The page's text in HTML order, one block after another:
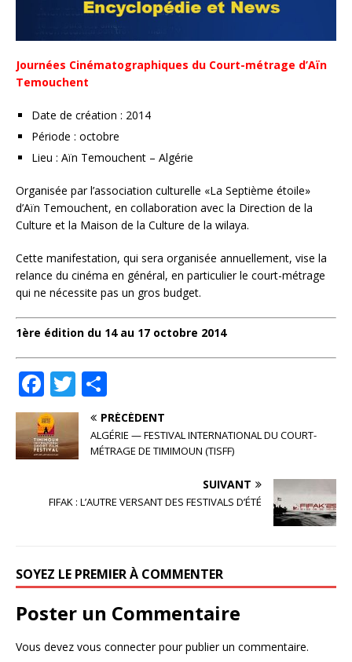
Journées Cinématographiques du Court-métrage d’Aïn
Temouchent
Date de création : 2014
Période : octobre
Lieu : Aïn Temouchent – Algérie
Organisée par l’association culturelle «La Septième étoile»
d’Aïn Temouchent, en collaboration avec la Direction de la
Culture et la Maison de la Culture de la wilaya.
Cette manifestation, qui sera organisée annuellement, vise la
relance du cinéma en général, en particulier le court-métrage
qui ne nécessite pas un gros budget.
1ère édition du 14 au 17 octobre 2014
F
a
c
e
o
T
w
it
te
ar
ta
g
r
PRÉCÉDENT
ALGÉRIE — FESTIVAL INTERNATIONAL DU COURT-
MÉTRAGE DE TIMIMOUN (TISFF)
SUIVANT
FIFAK : L’AUTRE VERSANT DES FESTIVALS D’ÉTÉ
SOYEZ LE PREMIER À COMMENTER
Poster un Commentaire
Vous devez vous connecterpour publier un commentaire.